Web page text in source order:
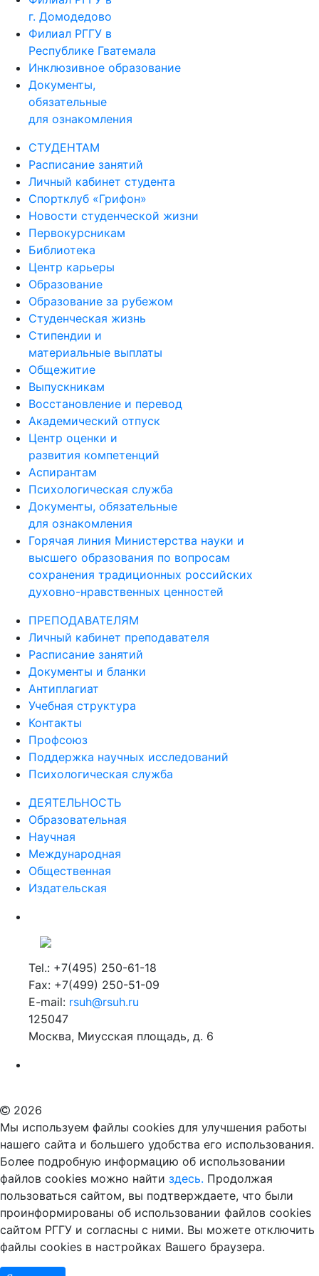
г. Домодедово
Филиал РГГУ в
Республике Гватемала
Инклюзивное образование
Документы,
обязательные
для ознакомления
СТУДЕНТАМ
Расписание занятий
Личный кабинет студента
Спортклуб «Грифон»
Новости студенческой жизни
Первокурсникам
Библиотека
Центр карьеры
Образование
Образование за рубежом
Студенческая жизнь
Стипендии и
материальные выплаты
Общежитие
Выпускникам
Восстановление и перевод
Академический отпуск
Центр оценки и
развития компетенций
Аспирантам
Психологическая служба
Документы, обязательные
для ознакомления
Горячая линия Министерства науки и
высшего образования по вопросам
сохранения традиционных российских
духовно-нравственных ценностей
ПРЕПОДАВАТЕЛЯМ
Личный кабинет преподавателя
Расписание занятий
Документы и бланки
Антиплагиат
Учебная структура
Контакты
Профсоюз
Поддержка научных исследований
Психологическая служба
ДЕЯТЕЛЬНОСТЬ
Образовательная
Научная
Международная
Общественная
Издательская
Tel.: +7(495) 250-61-18
Fax: +7(499) 250-51-09
E-mail: rsuh@rsuh.ru
125047
Москва, Миусская площадь, д. 6
2026
Мы используем файлы cookies для улучшения работы
нашего сайта и большего удобства его использования.
Более подробную информацию об использовании
файлов cookies можно найти здесь. Продолжая
пользоваться сайтом, вы подтверждаете, что были
проинформированы об использовании файлов cookies
сайтом РГГУ и согласны с ними. Вы можете отключить
файлы cookies в настройках Вашего браузера.